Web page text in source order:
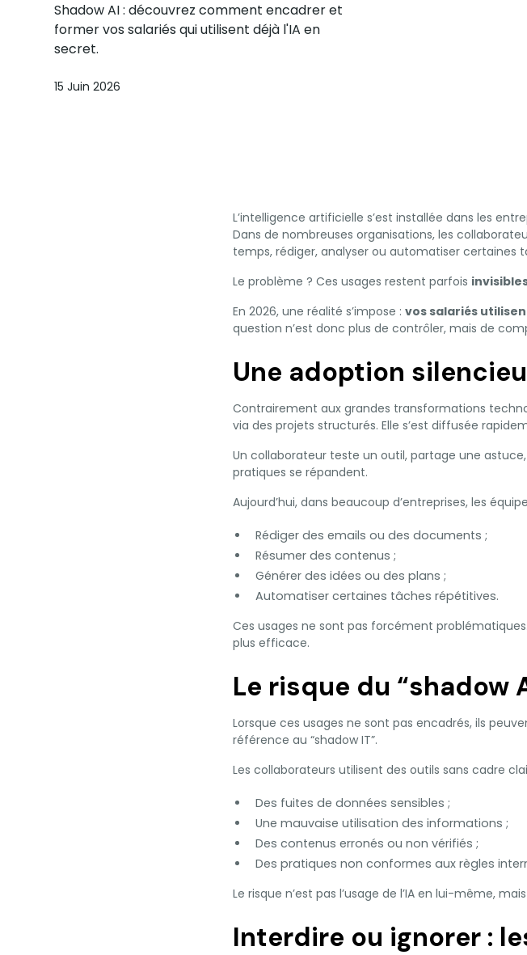
Shadow AI : découvrez comment encadrer et
former vos salariés qui utilisent déjà l'IA en
secret.
15 Juin 2026
L’intelligence artificielle s’est installée dans les
Dans de nombreuses organisations, les
temps, rédiger, analyser ou automatiser certaines
Le problème ? Ces usages restent parfois
En 2026, une réalité s’impose : vos salariés
question n’est donc plus de contrôler, mais de
Une adoption
Contrairement aux grandes transformations
via des projets structurés. Elle s’est diffusée
Un collaborateur teste un outil, partage une
pratiques se répandent.
Aujourd’hui, dans beaucoup d’entreprises, les
Rédiger des emails ou des documents ;
Résumer des contenus ;
Générer des idées ou des plans ;
Automatiser certaines tâches répétitives.
Ces usages ne sont pas forcément
plus efficace.
Le risque du “shadow
Lorsque ces usages ne sont pas encadrés, ils
référence au “shadow IT”.
Les collaborateurs utilisent des outils sans cadre
Des fuites de données sensibles ;
Une mauvaise utilisation des informations ;
Des contenus erronés ou non vérifiés ;
Des pratiques non conformes aux règles
Le risque n’est pas l’usage de l’IA en lui-même,
Interdire ou ignorer :